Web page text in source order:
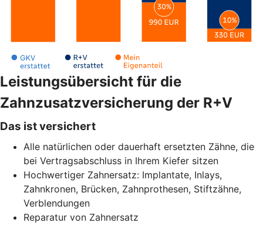
Leistungsübersicht für die
Zahnzusatzversicherung der R+V
Das ist versichert
Alle natürlichen oder dauerhaft ersetzten Zähne, die
bei Vertragsabschluss in Ihrem Kiefer sitzen
Hochwertiger Zahnersatz: Implantate, Inlays,
Zahnkronen, Brücken, Zahnprothesen, Stiftzähne,
Verblendungen
Reparatur von Zahnersatz